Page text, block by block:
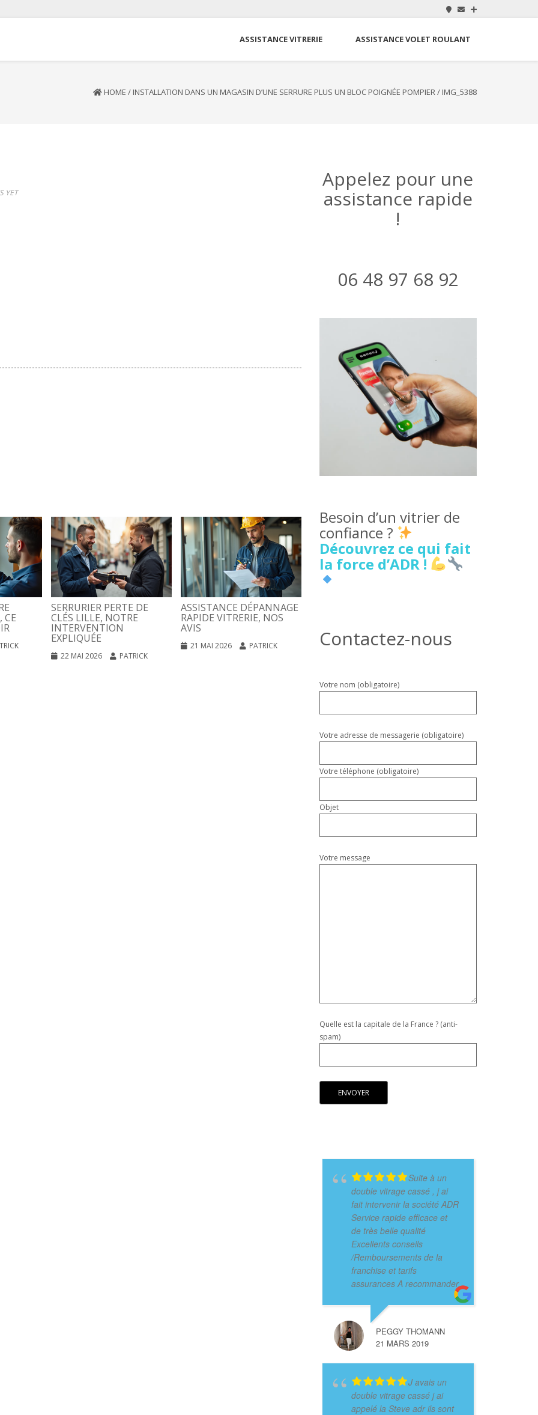
ASSISTANCE VITRERIE ASSISTANCE VOLET ROULANT
HOME / INSTALLATION DANS UN MAGASIN D’UNE SERRURE PLUS UN BLOC POIGNÉE POMPIER/ IMG_5388
YET
CE
SERRURIER PERTE DE
CLÉS LILLE, NOTRE
INTERVENTION
EXPLIQUÉE
22 MAI 2026 PATRICK
ASSISTANCE DÉPANNAGE
RAPIDE VITRERIE, NOS
AVIS
21 MAI 2026 PATRICK 18 MAI 2026 PATRICK
17 MAI 2026
Appelez pour une
assistance rapide
!
06 48 97 68 92
Besoin d’un vitrier de
confiance ?
Découvrez ce qui fait
la force d’ADR !
Contactez-nous
Veuillez
vide.
Votre nom (obligatoire)
Votre adresse de messagerie (obligatoire)
Votre téléphone (obligatoire)
Objet
Votre message
Quelle est la capitale de la France ? (anti-
spam)
Suite à un
double vitrage cassé , j ai
fait intervenir la société ADR
Service rapide efficace et
de très belle qualité
Excellents conseils
/Remboursements de la
franchise et tarifs
assurances A recommander
PEGGY THOMANN
21 MARS 2019
J avais un
double vitrage cassé j ai
appelé la Steve adr ils sont